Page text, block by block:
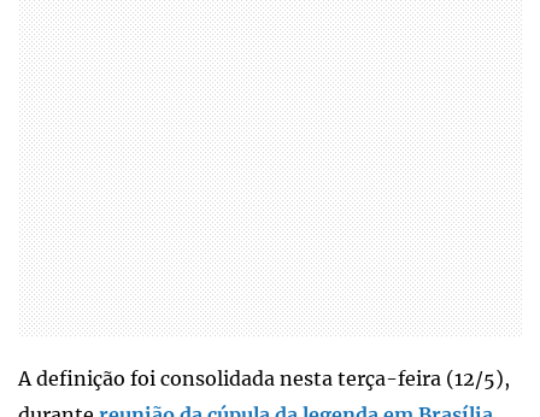
A definição foi consolidada nesta terça-feira (12/5),